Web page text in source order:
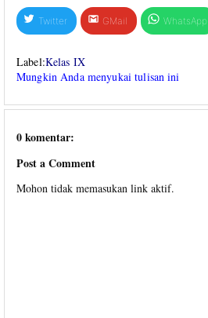
Twitter GMail WhatsApp
Label:Kelas IX
Mungkin Anda menyukai tulisan ini
0 komentar:
Post a Comment
Mohon tidak memasukan link aktif.